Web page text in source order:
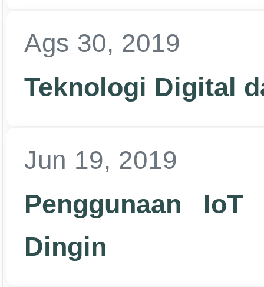
Ags 30, 2019
Teknologi Digital
Jun 19, 2019
Penggunaan
Dingin